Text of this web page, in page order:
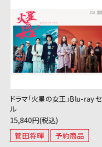
ドラマ「火星の女王」Blu-ray セ
ル
15,840円(税込)
菅田将暉 予約商品